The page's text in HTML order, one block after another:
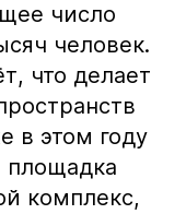
число
человек.
что делает
в этом году
площадка
комплекс,